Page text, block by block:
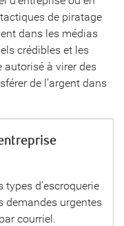
de piratage
dans les médias
crédibles et les
autorisé à virer des
de l’argent dans
d’escroquerie
demandes urgentes
courriel.